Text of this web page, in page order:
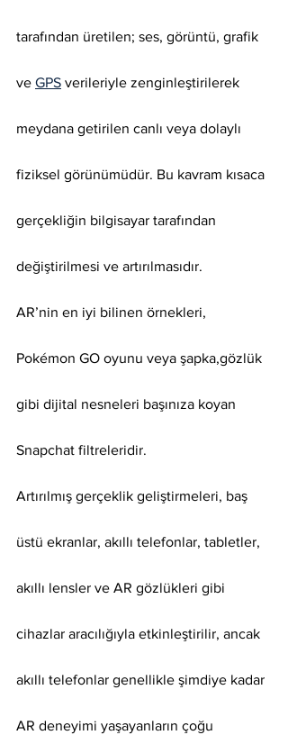
tarafından üretilen; ses, görüntü, grafik
ve GPS verileriyle zenginleştirilerek
meydana getirilen canlı veya dolaylı
fiziksel görünümüdür. Bu kavram kısaca
gerçekliğin bilgisayar tarafından
değiştirilmesi ve artırılmasıdır.
AR’nin en iyi bilinen örnekleri,
Pokémon GO oyunu veya şapka,gözlük
gibi dijital nesneleri başınıza koyan
Snapchat filtreleridir.
Artırılmış gerçeklik geliştirmeleri, baş
üstü ekranlar, akıllı telefonlar, tabletler,
akıllı lensler ve AR gözlükleri gibi
cihazlar aracılığıyla etkinleştirilir, ancak
akıllı telefonlar genellikle şimdiye kadar
AR deneyimi yaşayanların çoğu